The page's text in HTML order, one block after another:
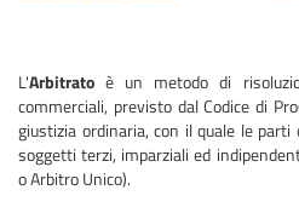
L'Arbitrato è un metodo di
commerciali, previsto dal Codice di
giustizia ordinaria, con il quale le
soggetti terzi, imparziali ed
o Arbitro Unico).